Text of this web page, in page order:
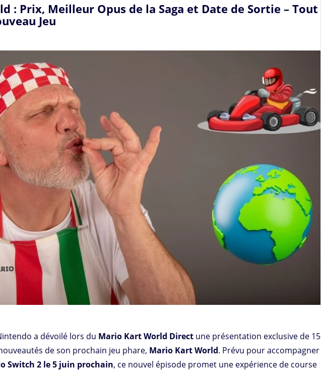
: Prix, Meilleur Opus de la Saga et Date de Sortie – Tout
Jeu
a dévoilé lors du Mario Kart World Direct une présentation exclusive de 15
de son prochain jeu phare, Mario Kart World. Prévu pour accompagner
Switch 2 le 5 juin prochain, ce nouvel épisode promet une expérience de course